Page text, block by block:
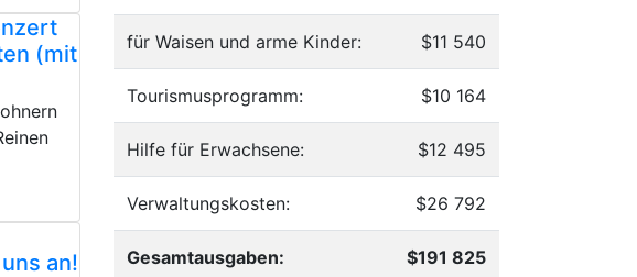
(mit
an!
für Waisen und arme Kinder: $11 540
Tourismusprogramm: $10 164
Hilfe für Erwachsene: $12 495
Verwaltungskosten: $26 792
Gesamtausgaben: $191 825